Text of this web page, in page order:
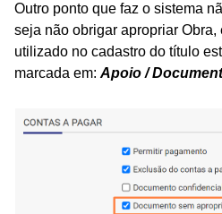
Outro ponto que faz o sistema
seja não obrigar apropriar Obra,
utilizado no cadastro do título
marcada em: Apoio /